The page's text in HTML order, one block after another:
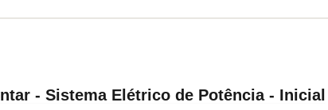
- Sistema Elétrico de Potência - Inicial